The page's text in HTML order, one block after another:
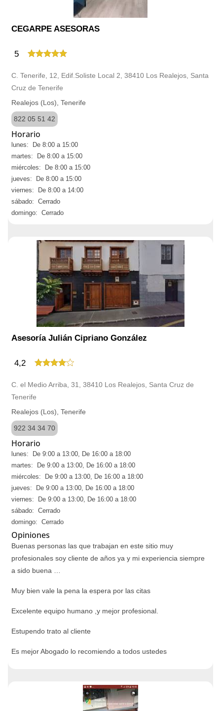
CEGARPE ASESORAS
5
C. Tenerife, 12, Edif.Soliste Local 2, 38410 Los Realejos, Santa
Cruz de Tenerife
Realejos (Los), Tenerife
822 05 51 42
Horario
lunes: De 8:00 a 15:00
martes: De 8:00 a 15:00
miércoles: De 8:00 a 15:00
jueves: De 8:00 a 15:00
viernes: De 8:00 a 14:00
sábado: Cerrado
domingo: Cerrado
Asesoría Julián Cipriano González
4,2
C. el Medio Arriba, 31, 38410 Los Realejos, Santa Cruz de
Tenerife
Realejos (Los), Tenerife
922 34 34 70
Horario
lunes: De 9:00 a 13:00, De 16:00 a 18:00
martes: De 9:00 a 13:00, De 16:00 a 18:00
miércoles: De 9:00 a 13:00, De 16:00 a 18:00
jueves: De 9:00 a 13:00, De 16:00 a 18:00
viernes: De 9:00 a 13:00, De 16:00 a 18:00
sábado: Cerrado
domingo: Cerrado
Opiniones
Buenas personas las que trabajan en este sitio muy
profesionales soy cliente de años ya y mi experiencia siempre
a sido buena …
Muy bien vale la pena la espera por las citas
Excelente equipo humano ,y mejor profesional.
Estupendo trato al cliente
Es mejor Abogado lo recomiendo a todos ustedes